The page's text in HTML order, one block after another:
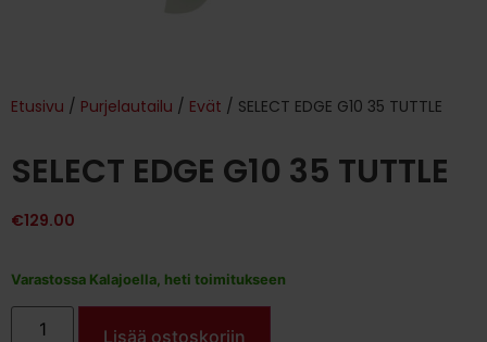
Etusivu / Purjelautailu / Evät / SELECT EDGE G10 35 TUTTLE
SELECT EDGE G10 35 TUTTLE
€129.00
Varastossa Kalajoella, heti toimitukseen
Lisää ostoskoriin